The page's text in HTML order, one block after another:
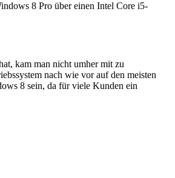
8 Pro über einen Intel Core i5-
kam man nicht umher mit zu
nach wie vor auf den meisten
8 sein, da für viele Kunden ein